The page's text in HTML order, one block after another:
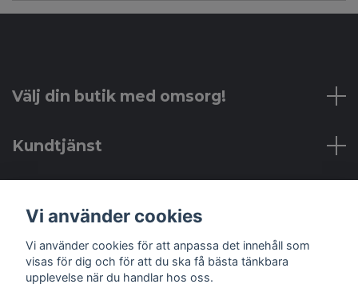
Välj din butik med omsorg!
Kundtjänst
Sociala medier
Vi använder cookies
Vi använder cookies för att anpassa det innehåll som
visas för dig och för att du ska få bästa tänkbara
upplevelse när du handlar hos oss.